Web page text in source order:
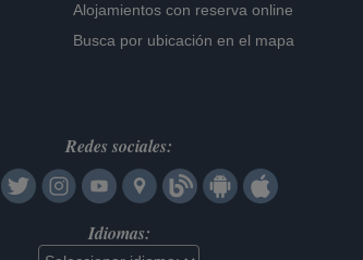
Alojamientos con reserva online
Busca por ubicación en el mapa
Redes sociales:
Idiomas: